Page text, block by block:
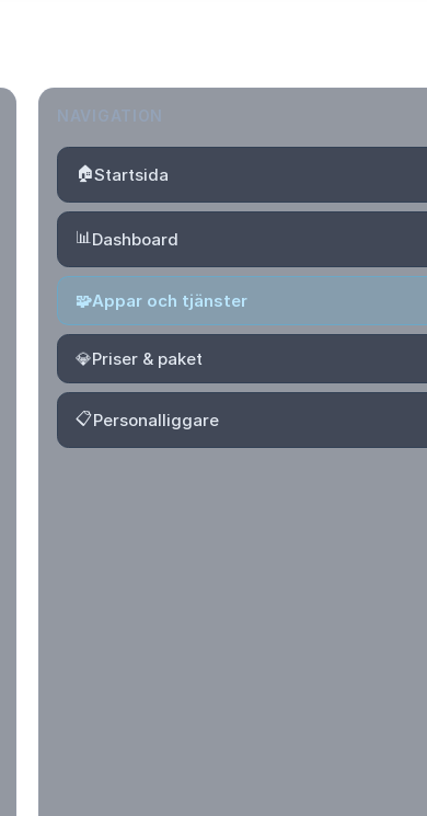
🏠Startsida
📊Dashboard
🧩Appar och tjänster
💎Priser & paket
📋Personalliggare